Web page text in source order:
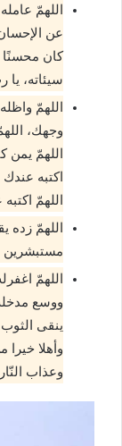
اللهمّ
عن
كان محسنًا
سيئاته، يا
اللهمّ
وجهك،
اللهمّ يمن
اكتبه عندك
اللهمّ
اللهمّ زده
مستبشرين
اللهمّ
ووسع
ينقى الثوب
وأهلا خيرا
وعذاب